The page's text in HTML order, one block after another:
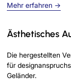
Mehr erfahren →
Ästhetisches
Die hergestellten
für
Geländer.